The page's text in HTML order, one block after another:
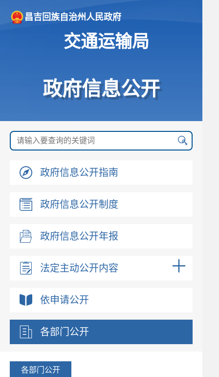
昌吉回族自治州人民政府
交通运输局
政府信息公开
政府信息公开指南
政府信息公开制度
政府信息公开年报
法定主动公开内容
依申请公开
各部门公开
各部门公开